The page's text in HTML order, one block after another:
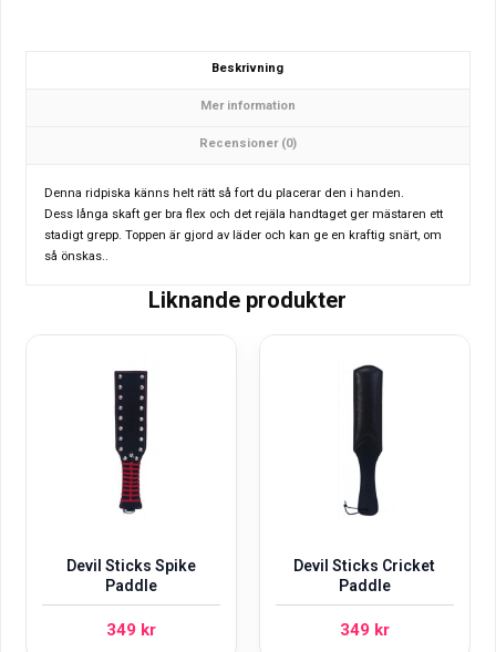
Beskrivning
Mer information
Recensioner (0)
Denna ridpiska känns helt rätt så fort du placerar den i handen.
Dess långa skaft ger bra flex och det rejäla handtaget ger mästaren ett
stadigt grepp. Toppen är gjord av läder och kan ge en kraftig snärt, om
så önskas..
Liknande produkter
Devil Sticks Spike
Paddle
349 kr
Devil Sticks Cricket
Paddle
349 kr